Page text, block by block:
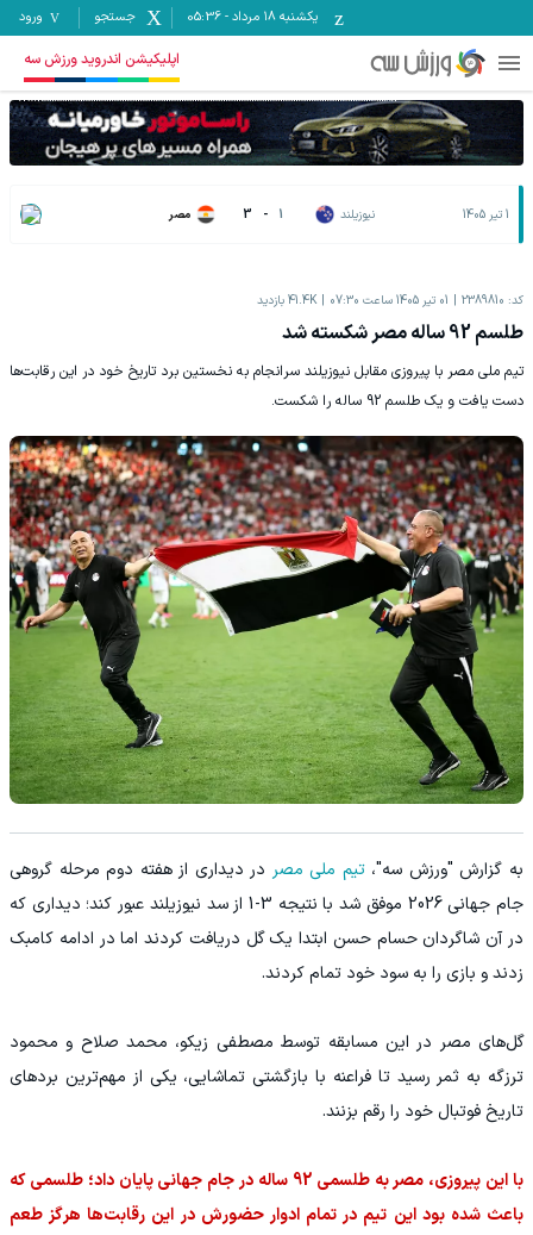
یکشنبه ۱۸ مرداد -
05:36 جستجو ورود
اپلیکیشن اندروید ورزش سه
1 تیر 1405 نیوزیلند 1
-
3 مصر
کد: 2389810 01 تیر 1405 ساعت 07:30 41.4K بازدید
طلسم 92 ساله مصر شکسته شد
تیم ملی مصر با پیروزی مقابل نیوزیلند سرانجام به نخستین برد تاریخ خود در این رقابت‌ها
دست یافت و یک طلسم 92 ساله را شکست.
به گزارش "ورزش سه"،تیم ملی مصر در دیداری از هفته دوم مرحله گروهی
جام جهانی 2026 موفق شد با نتیجه 3-1 از سد نیوزیلند عبور کند؛ دیداری که
در آن شاگردان حسام حسن ابتدا یک گل دریافت کردند اما در ادامه کامبک
زدند و بازی را به سود خود تمام کردند.
گل‌های مصر در این مسابقه توسط مصطفی زیكو، محمد صلاح و محمود
ترزگه به ثمر رسید تا فراعنه با بازگشتی تماشایی، یکی از مهم‌ترین بردهای
تاریخ فوتبال خود را رقم بزنند.
با این پیروزی، مصر به طلسمی 92 ساله در جام جهانی پایان داد؛ طلسمی که
باعث شده بود این تیم در تمام ادوار حضورش در این رقابت‌ها هرگز طعم